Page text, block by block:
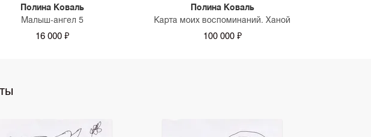
Полина Коваль
Малыш-ангел 5
16 000 ₽
Полина Коваль
Карта моих воспоминаний. Ханой
100 000 ₽